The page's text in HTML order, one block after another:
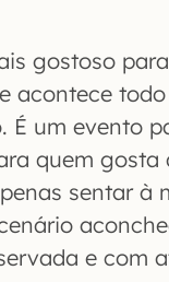
gostoso
acontece
É um evento
quem gosta
sentar à
e com